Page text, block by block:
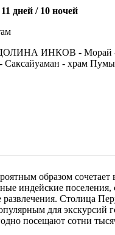
дней / 10 ночей
ИНКОВ - Морай -
- храм Пумы
образом сочетает
индейские
Столица
для
посещают сотни